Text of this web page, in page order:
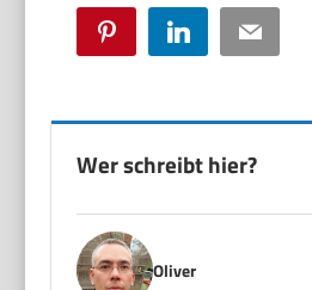
Pinterest LinkedIn Email
Wer schreibt hier?
Oliver